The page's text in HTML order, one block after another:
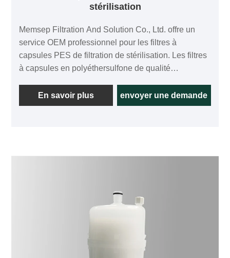
stérilisation
Memsep Filtration And Solution Co., Ltd. offre un
service OEM professionnel pour les filtres à
capsules PES de filtration de stérilisation. Les filtres
à capsules en polyéthersulfone de qualité
et se composent d'une seule membrane en
polyéthersulfone asymétrique et hydrophile qui offre
adapté à la filtration de produits contenant des
pour la filtration de solutions protéiques précieuses
telles que les vaccins et les produits biologiques.
En savoir plus envoyer une demande